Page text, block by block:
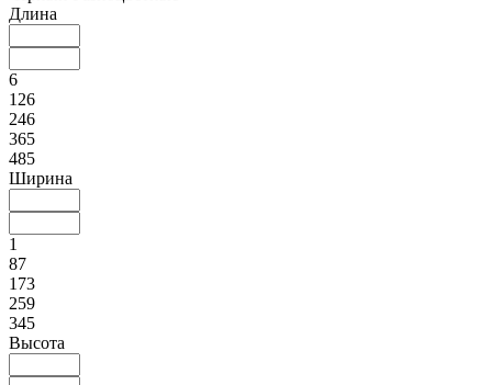
Длина
6
126
246
365
485
Ширина
1
87
173
259
345
Высота